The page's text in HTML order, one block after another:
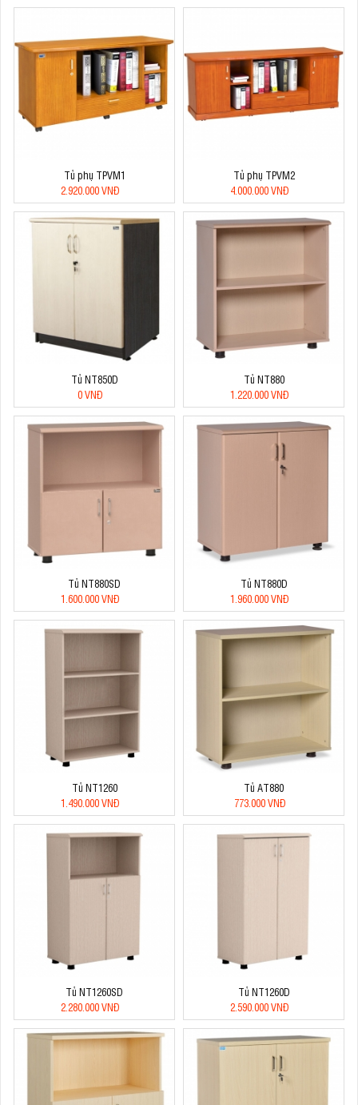
Tủ phụ TPVM1
2.920.000 VNĐ
Tủ phụ TPVM2
4.000.000 VNĐ
Tủ NT850D
0 VNĐ
Tủ NT880
1.220.000 VNĐ
Tủ NT880SD
1.600.000 VNĐ
Tủ NT880D
1.960.000 VNĐ
Tủ NT1260
1.490.000 VNĐ
Tủ AT880
773.000 VNĐ
Tủ NT1260SD
2.280.000 VNĐ
Tủ NT1260D
2.590.000 VNĐ